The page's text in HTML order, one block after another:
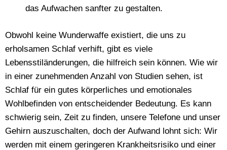
das Aufwachen sanfter zu gestalten.
Obwohl keine Wunderwaffe existiert, die uns zu
erholsamen Schlaf verhift, gibt es viele
Lebensstiländerungen, die hilfreich sein können. Wie wir
in einer zunehmenden Anzahl von Studien sehen, ist
Schlaf für ein gutes körperliches und emotionales
Wohlbefinden von entscheidender Bedeutung. Es kann
schwierig sein, Zeit zu finden, unsere Telefone und unser
Gehirn auszuschalten, doch der Aufwand lohnt sich: Wir
werden mit einem geringeren Krankheitsrisiko und einer